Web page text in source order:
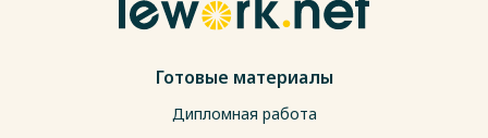
Готовые материалы
Дипломная работа